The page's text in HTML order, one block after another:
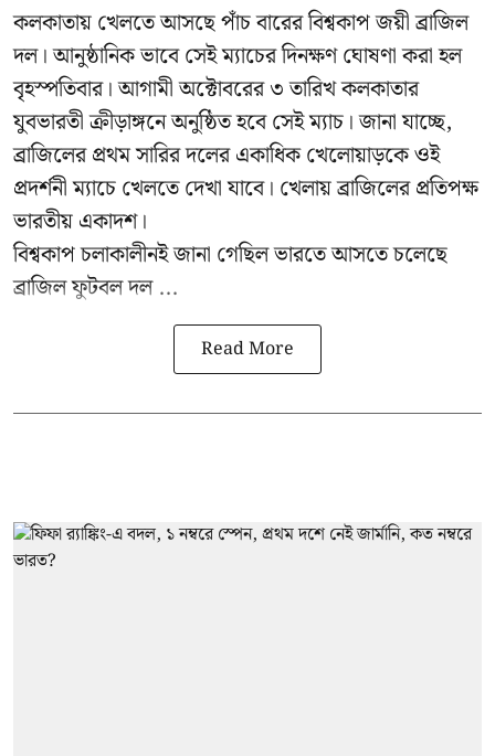
কলকাতায় খেলতে আসছে পাঁচ বারের বিশ্বকাপ জয়ী ব্রাজিল
দল। আনুষ্ঠানিক ভাবে সেই ম্যাচের দিনক্ষণ ঘোষণা করা হল
বৃহস্পতিবার। আগামী অক্টোবরের ৩ তারিখ কলকাতার
যুবভারতী ক্রীড়াঙ্গনে অনুষ্ঠিত হবে সেই ম্যাচ। জানা যাচ্ছে,
ব্রাজিলের প্রথম সারির দলের একাধিক খেলোয়াড়কে ওই
প্রদর্শনী ম্যাচে খেলতে দেখা যাবে। খেলায় ব্রাজিলের প্রতিপক্ষ
ভারতীয় একাদশ।
বিশ্বকাপ চলাকালীনই জানা গেছিল ভারতে আসতে চলেছে
ব্রাজিল ফুটবল দল ...
Read More